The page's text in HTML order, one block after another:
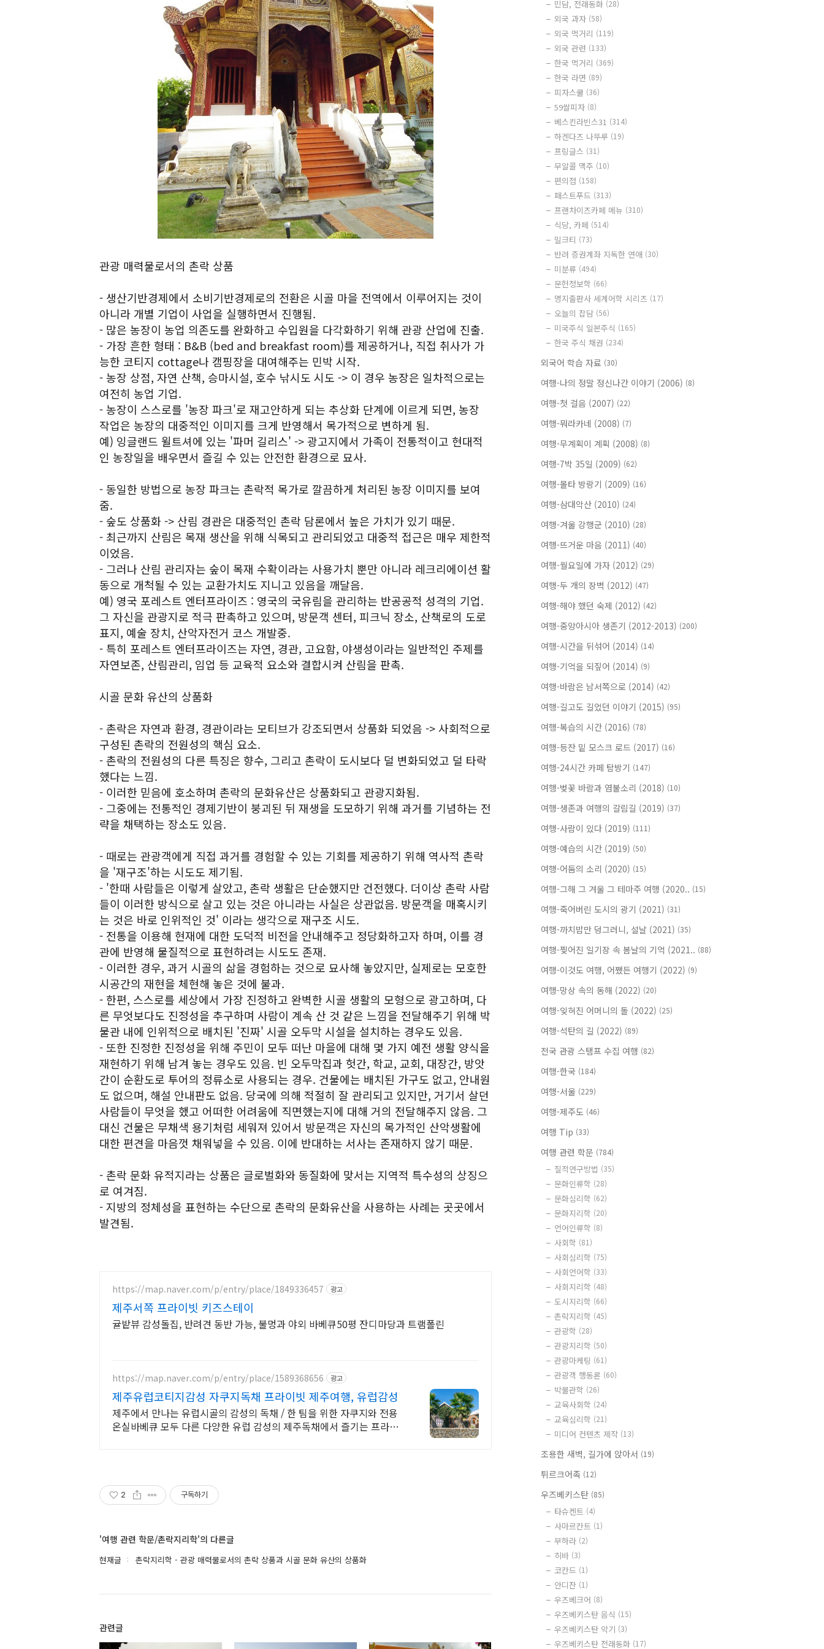
관광 매력물로서의 촌락 상품
- 생산기반경제에서 소비기반경제로의 전환은 시골 마을 전역에서 이루어지는 것이
아니라 개별 기업이 사업을 실행하면서 진행됨.
- 많은 농장이 농업 의존도를 완화하고 수입원을 다각화하기 위해 관광 산업에 진출.
- 가장 흔한 형태 : B&B (bed and breakfast room)를 제공하거나, 직접 취사가 가
능한 코티지 cottage나 캠핑장을 대여해주는 민박 시작.
- 농장 상점, 자연 산책, 승마시설, 호수 낚시도 시도 -> 이 경우 농장은 일차적으로는
여전히 농업 기업.
- 농장이 스스로를 '농장 파크'로 재고안하게 되는 추상화 단계에 이르게 되면, 농장
작업은 농장의 대중적인 이미지를 크게 반영해서 목가적으로 변하게 됨.
예) 잉글랜드 윌트셔에 있는 '파머 길리스' -> 광고지에서 가족이 전통적이고 현대적
인 농장일을 배우면서 즐길 수 있는 안전한 환경으로 묘사.
- 동일한 방법으로 농장 파크는 촌락적 목가로 깔끔하게 처리된 농장 이미지를 보여
줌.
- 숲도 상품화 -> 산림 경관은 대중적인 촌락 담론에서 높은 가치가 있기 때문.
- 최근까지 산림은 목재 생산을 위해 식목되고 관리되었고 대중적 접근은 매우 제한적
이었음.
- 그러나 산림 관리자는 숲이 목재 수확이라는 사용가치 뿐만 아니라 레크리에이션 활
동으로 개척될 수 있는 교환가치도 지니고 있음을 깨달음.
예) 영국 포레스트 엔터프라이즈 : 영국의 국유림을 관리하는 반공공적 성격의 기업.
그 자신을 관광지로 적극 판촉하고 있으며, 방문객 센터, 피크닉 장소, 산책로의 도로
표지, 예술 장치, 산악자전거 코스 개발중.
- 특히 포레스트 엔터프라이즈는 자연, 경관, 고요함, 야생성이라는 일반적인 주제를
자연보존, 산림관리, 임업 등 교육적 요소와 결합시켜 산림을 판촉.
시골 문화 유산의 상품화
- 촌락은 자연과 환경, 경관이라는 모티브가 강조되면서 상품화 되었음 -> 사회적으로
구성된 촌락의 전원성의 핵심 요소.
- 촌락의 전원성의 다른 특징은 향수, 그리고 촌락이 도시보다 덜 변화되었고 덜 타락
했다는 느낌.
- 이러한 믿음에 호소하며 촌락의 문화유산은 상품화되고 관광지화됨.
- 그중에는 전통적인 경제기반이 붕괴된 뒤 재생을 도모하기 위해 과거를 기념하는 전
략을 채택하는 장소도 있음.
- 때로는 관광객에게 직접 과거를 경험할 수 있는 기회를 제공하기 위해 역사적 촌락
을 '재구조'하는 시도도 제기됨.
- '한때 사람들은 이렇게 살았고, 촌락 생활은 단순했지만 건전했다. 더이상 촌락 사람
들이 이러한 방식으로 살고 있는 것은 아니라는 사실은 상관없음. 방문객을 매혹시키
는 것은 바로 인위적인 것' 이라는 생각으로 재구조 시도.
- 전통을 이용해 현재에 대한 도덕적 비전을 안내해주고 정당화하고자 하며, 이를 경
관에 반영해 물질적으로 표현하려는 시도도 존재.
- 이러한 경우, 과거 시골의 삶을 경험하는 것으로 묘사해 놓았지만, 실제로는 모호한
시공간의 재현을 체현해 놓은 것에 불과.
- 한편, 스스로를 세상에서 가장 진정하고 완벽한 시골 생활의 모형으로 광고하며, 다
른 무엇보다도 진정성을 추구하며 사람이 계속 산 것 같은 느낌을 전달해주기 위해 박
물관 내에 인위적으로 배치된 '진짜' 시골 오두막 시설을 설치하는 경우도 있음.
- 또한 진정한 진정성을 위해 주민이 모두 떠난 마을에 대해 몇 가지 예전 생활 양식을
재현하기 위해 남겨 놓는 경우도 있음. 빈 오두막집과 헛간, 학교, 교회, 대장간, 방앗
간이 순환도로 투어의 정류소로 사용되는 경우. 건물에는 배치된 가구도 없고, 안내원
도 없으며, 해설 안내판도 없음. 당국에 의해 적절히 잘 관리되고 있지만, 거기서 살던
사람들이 무엇을 했고 어떠한 어려움에 직면했는지에 대해 거의 전달해주지 않음. 그
대신 건물은 무채색 용기처럼 세워져 있어서 방문객은 자신의 목가적인 산악생활에
대한 편견을 마음껏 채워넣을 수 있음. 이에 반대하는 서사는 존재하지 않기 때문.
- 촌락 문화 유적지라는 상품은 글로벌화와 동질화에 맞서는 지역적 특수성의 상징으
로 여겨짐.
- 지방의 정체성을 표현하는 수단으로 촌락의 문화유산을 사용하는 사례는 곳곳에서
발견됨.
https://map.naver.com/p/entry/place/1849336457 광고
제주서쪽 프라이빗 키즈스테이
귤밭뷰 감성돌집, 반려견 동반 가능, 불멍과 야외 바베큐50평 잔디마당과 트램폴린
https://map.naver.com/p/entry/place/1589368656 광고
제주유럽코티지감성 자쿠지독채 프라이빗 제주여행, 유럽감성
제주에서 만나는 유럽시골의 감성의 독채 / 한 팀을 위한 자쿠지와 전용
온실바베큐 모두 다른 다양한 유럽 감성의 제주독채에서 즐기는 프라이
2 구독하기
'여행 관련 학문/촌락지리학'의 다른글
현재글 촌락지리학 - 관광 매력물로서의 촌락 상품과 시골 문화 유산의 상품화
관련글
민담, 전래동화 (28)
외국 과자 (58)
외국 먹거리 (119)
외국 관련 (133)
한국 먹거리 (369)
한국 라면 (89)
피자스쿨 (36)
59쌀피자 (8)
베스킨라빈스31 (314)
하겐다즈 나뚜루 (19)
프링글스 (31)
무알콜 맥주 (10)
편의점 (158)
패스트푸드 (313)
프랜차이즈카페 메뉴 (310)
식당, 카페 (514)
밀크티 (73)
반려 증권계좌 지독한 연애 (30)
미분류 (494)
문헌정보학 (66)
명지출판사 세계어학 시리즈 (17)
오늘의 잡담 (56)
미국주식 일본주식 (165)
한국 주식 채권 (234)
외국어 학습 자료 (30)
여행-나의 정말 정신나간 이야기 (2006) (8)
여행-첫 걸음 (2007) (22)
여행-뭐라카네 (2008) (7)
여행-무계획이 계획 (2008) (8)
여행-7박 35일 (2009) (62)
여행-몰타 방랑기 (2009) (16)
여행-삼대악산 (2010) (24)
여행-겨울 강행군 (2010) (28)
여행-뜨거운 마음 (2011) (40)
여행-월요일에 가자 (2012) (29)
여행-두 개의 장벽 (2012) (47)
여행-해야 했던 숙제 (2012) (42)
여행-중앙아시아 생존기 (2012-2013) (200)
여행-시간을 뒤섞어 (2014) (14)
여행-기억을 되짚어 (2014) (9)
여행-바람은 남서쪽으로 (2014) (42)
여행-길고도 길었던 이야기 (2015) (95)
여행-복습의 시간 (2016) (78)
여행-등잔 밑 모스크 로드 (2017) (16)
여행-24시간 카페 탐방기 (147)
여행-벚꽃 바람과 염불소리 (2018) (10)
여행-생존과 여행의 갈림길 (2019) (37)
여행-사람이 있다 (2019) (111)
여행-예습의 시간 (2019) (50)
여행-어둠의 소리 (2020) (15)
여행-그해 그 겨울 그 테마주 여행 (2020.. (15)
여행-죽어버린 도시의 광기 (2021) (31)
여행-까치밥만 덩그러니, 설날 (2021) (35)
여행-찢어진 일기장 속 봄날의 기억 (2021.. (88)
여행-이것도 여행, 어쨌든 여행기 (2022) (9)
여행-망상 속의 동해 (2022) (20)
여행-잊혀진 어머니의 돌 (2022) (25)
여행-석탄의 길 (2022) (89)
전국 관광 스탬프 수집 여행 (82)
여행-한국 (184)
여행-서울 (229)
여행-제주도 (46)
여행 Tip (33)
여행 관련 학문 (784)
질적연구방법 (35)
문화인류학 (28)
문화심리학 (62)
문화지리학 (20)
언어인류학 (8)
사회학 (81)
사회심리학 (75)
사회언어학 (33)
사회지리학 (48)
도시지리학 (66)
촌락지리학 (45)
관광학 (28)
관광지리학 (50)
관광마케팅 (61)
관광객 행동론 (60)
박물관학 (26)
교육사회학 (24)
교육심리학 (21)
미디어 컨텐츠 제작 (13)
조용한 새벽, 길가에 앉아서 (19)
튀르크어족 (12)
우즈베키스탄 (85)
타슈켄트 (4)
사마르칸트 (1)
부하라 (2)
히바 (3)
코칸드 (1)
안디잔 (1)
우즈베크어 (8)
우즈베키스탄 음식 (15)
우즈베키스탄 악기 (3)
우즈베키스탄 전래동화 (17)